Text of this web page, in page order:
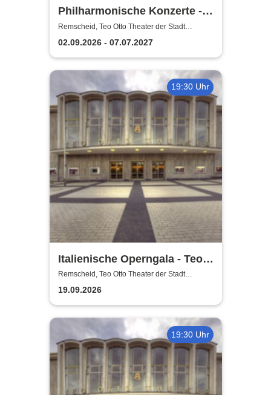
Philharmonische Konzerte -
Teo Otto Theater der Stadt
Remscheid
Remscheid, Teo Otto Theater der Stadt
Remscheid
02.09.2026 - 07.07.2027
19:30 Uhr
Italienische Operngala - Teo
Otto Theater der Stadt
Remscheid
Remscheid, Teo Otto Theater der Stadt
Remscheid
19.09.2026
19:30 Uhr